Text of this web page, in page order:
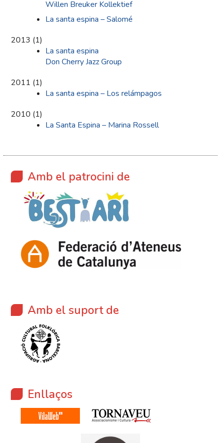
Willen Breuker Kollektief
La santa espina – Salomé
2013 (1)
La santa espina
Don Cherry Jazz Group
2011 (1)
La santa espina – Los relámpagos
2010 (1)
La Santa Espina – Marina Rossell
Amb el patrocini de
Amb el suport de
Enllaços